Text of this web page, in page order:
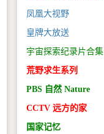
凤凰大视野
皇牌大放送
宇宙探索纪录片合集
荒野求生系列
PBS 自然 Nature
CCTV 远方的家
国家记忆